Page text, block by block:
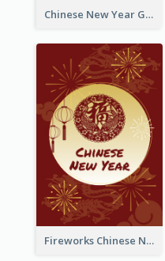
Chinese New Year Greeting Card With Dragon Decorations
Fireworks Chinese New Year Greeting Card